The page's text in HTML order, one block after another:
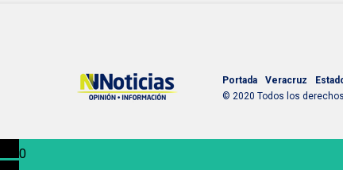
Portada Veracruz
© 2020 Todos los
0